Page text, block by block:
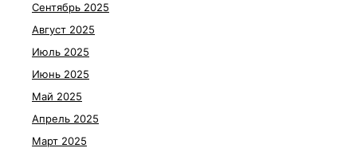
Сентябрь 2025
Август 2025
Июль 2025
Июнь 2025
Май 2025
Апрель 2025
Март 2025